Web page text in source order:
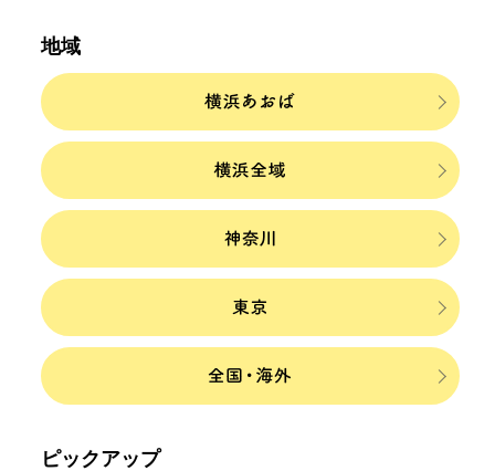
地域
ピックアップ